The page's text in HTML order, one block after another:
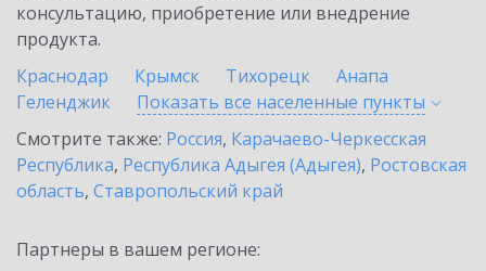
консультацию, приобретение или внедрение
продукта.
Краснодар
Крымск Тихорецк
Анапа
Геленджик
Показать все населенные пункты
Смотрите также: Россия, Карачаево-Черкесская
Республика, Республика Адыгея (Адыгея), Ростовская
область, Ставропольский край
Партнеры в вашем регионе: